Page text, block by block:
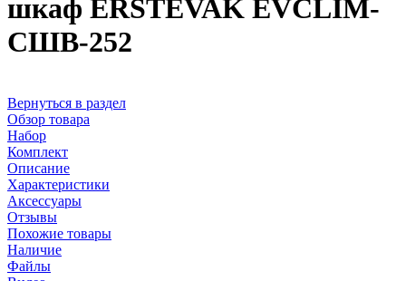
шкаф ERSTEVAK EVCLIM-
СШВ-252
Вернуться в раздел
Обзор товара
Набор
Комплект
Описание
Характеристики
Аксессуары
Отзывы
Похожие товары
Наличие
Файлы